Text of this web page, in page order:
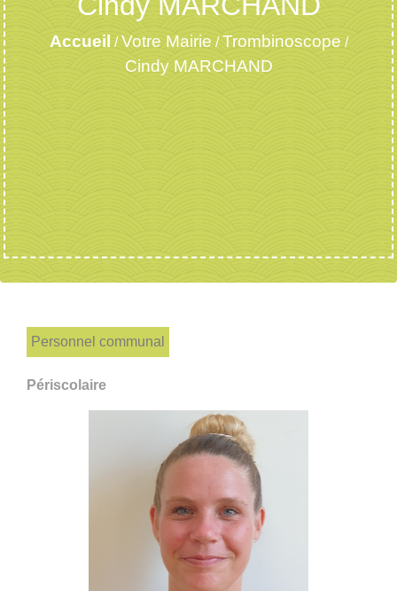
Accueil /Votre Mairie /Trombinoscope /
Cindy MARCHAND
Personnel communal
Périscolaire